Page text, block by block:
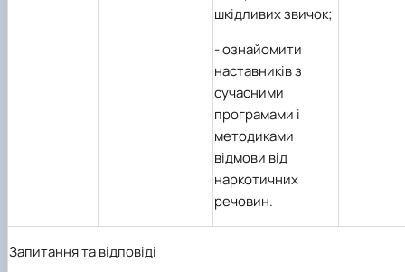
шкідливих звичок;
-ознайомити
наставників з
сучасними
програмами і
методиками
відмови від
наркотичних
речовин.
Запитання та відповіді